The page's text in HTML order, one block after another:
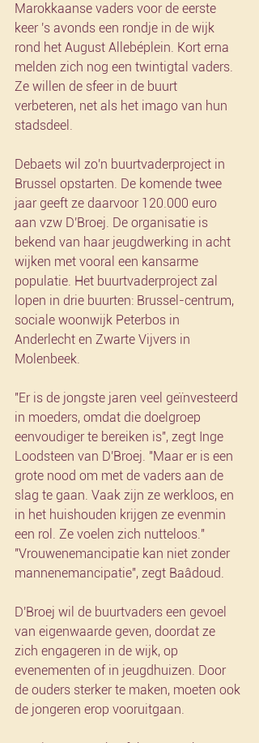
Marokkaanse vaders voor de eerste
keer 's avonds een rondje in de wijk
rond het August Allebéplein. Kort erna
melden zich nog een twintigtal vaders.
Ze willen de sfeer in de buurt
verbeteren, net als het imago van hun
stadsdeel.
Debaets wil zo'n buurtvaderproject in
Brussel opstarten. De komende twee
jaar geeft ze daarvoor 120.000 euro
aan vzw D'Broej. De organisatie is
bekend van haar jeugdwerking in acht
wijken met vooral een kansarme
populatie. Het buurtvaderproject zal
lopen in drie buurten: Brussel-centrum,
sociale woonwijk Peterbos in
Anderlecht en Zwarte Vijvers in
Molenbeek.
"Er is de jongste jaren veel geïnvesteerd
in moeders, omdat die doelgroep
eenvoudiger te bereiken is", zegt Inge
Loodsteen van D'Broej. "Maar er is een
grote nood om met de vaders aan de
slag te gaan. Vaak zijn ze werkloos, en
in het huishouden krijgen ze evenmin
een rol. Ze voelen zich nutteloos."
"Vrouwenemancipatie kan niet zonder
mannenemancipatie", zegt Baâdoud.
D'Broej wil de buurtvaders een gevoel
van eigenwaarde geven, doordat ze
zich engageren in de wijk, op
evenementen of in jeugdhuizen. Door
de ouders sterker te maken, moeten ook
de jongeren erop vooruitgaan.